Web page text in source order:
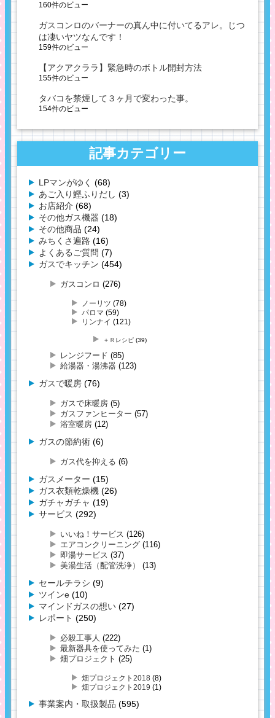
160件のビュー
ガスコンロのバーナーの真ん中に付いてるアレ。じつ
は凄いヤツなんです！
159件のビュー
【アクアクララ】緊急時のボトル開封方法
155件のビュー
タバコを禁煙して３ヶ月で変わった事。
154件のビュー
記事カテゴリー
LPマンがゆく (68)
あご入り鰹ふりだし (3)
お店紹介 (68)
その他ガス機器 (18)
その他商品 (24)
みちくさ遍路 (16)
よくあるご質問 (7)
ガスでキッチン (454)
ガスコンロ (276)
ノーリツ (78)
パロマ (59)
リンナイ (121)
＋Ｒレシピ (39)
レンジフード (85)
給湯器・湯沸器 (123)
ガスで暖房 (76)
ガスで床暖房 (5)
ガスファンヒーター (57)
浴室暖房 (12)
ガスの節約術 (6)
ガス代を抑える (6)
ガスメーター (15)
ガス衣類乾燥機 (26)
ガチャガチャ (19)
サービス (292)
いいね！サービス (126)
エアコンクリーニング (116)
即湯サービス (37)
美湯生活（配管洗浄）
(13)
セールチラシ (9)
ツインe (10)
マインドガスの想い (27)
レポート (250)
必殺工事人 (222)
最新器具を使ってみた (1)
畑プロジェクト (25)
畑プロジェクト2018 (8)
畑プロジェクト2019 (1)
事業案内・取扱製品 (595)